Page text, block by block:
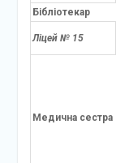
Бібліотекар
Ліцей № 15
Медична сестра